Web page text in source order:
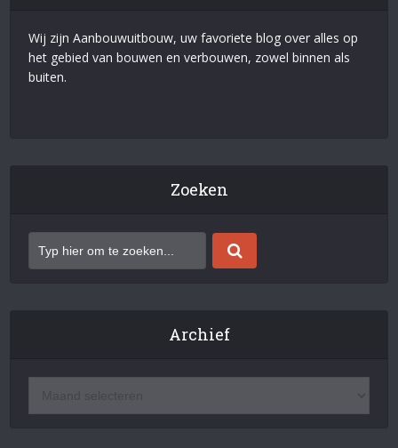
Wij zijn Aanbouwuitbouw, uw favoriete blog over alles op
het gebied van bouwen en verbouwen, zowel binnen als
buiten.
Zoeken
Archief